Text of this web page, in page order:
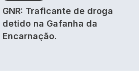
GNR: Traficante de droga
detido na Gafanha da
Encarnação.